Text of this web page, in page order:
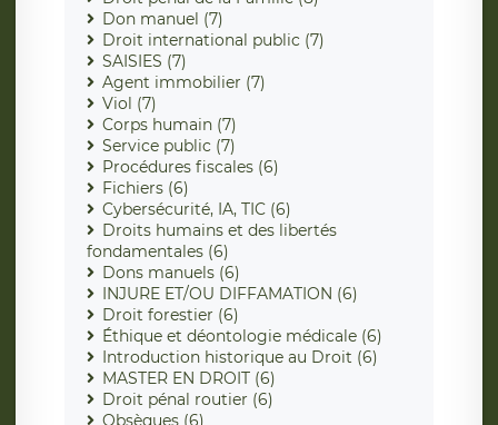
Don manuel (7)
Droit international public (7)
SAISIES (7)
Agent immobilier (7)
Viol (7)
Corps humain (7)
Service public (7)
Procédures fiscales (6)
Fichiers (6)
Cybersécurité, IA, TIC (6)
Droits humains et des libertés
fondamentales (6)
Dons manuels (6)
INJURE ET/OU DIFFAMATION (6)
Droit forestier (6)
Éthique et déontologie médicale (6)
Introduction historique au Droit (6)
MASTER EN DROIT (6)
Droit pénal routier (6)
Obsèques (6)